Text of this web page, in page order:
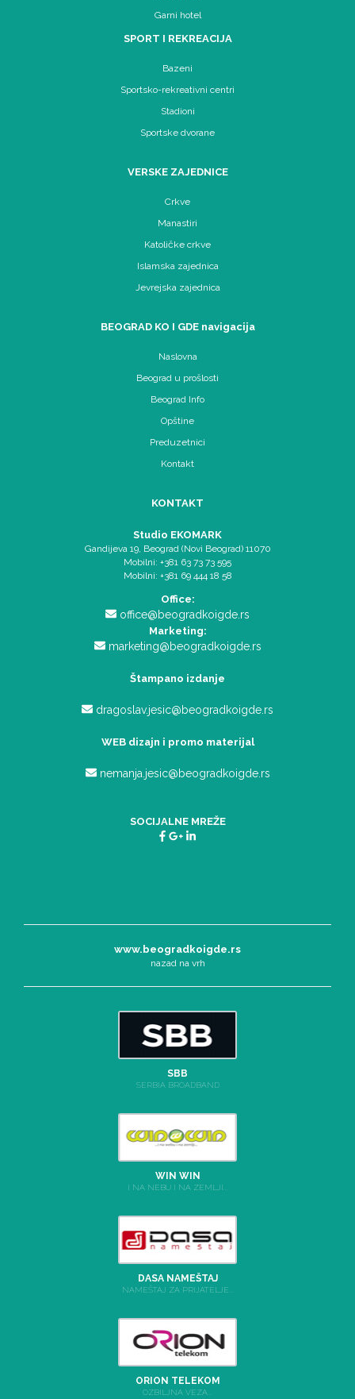
Garni hotel
SPORT I REKREACIJA
Bazeni
Sportsko-rekreativni centri
Stadioni
Sportske dvorane
VERSKE ZAJEDNICE
Crkve
Manastiri
Katoličke crkve
Islamska zajednica
Jevrejska zajednica
BEOGRAD KO I GDE navigacija
Naslovna
Beograd u prošlosti
Beograd Info
Opštine
Preduzetnici
Kontakt
KONTAKT
Studio EKOMARK
Gandijeva 19, Beograd (Novi Beograd) 11070
Mobilni: +381 63 73 73 595
Mobilni: +381 69 444 18 58
Office:
office@beogradkoigde.rs
Marketing:
marketing@beogradkoigde.rs
Štampano izdanje
dragoslav.jesic@beogradkoigde.rs
WEB dizajn i promo materijal
nemanja.jesic@beogradkoigde.rs
SOCIJALNE MREŽE
www.beogradkoigde.rs
nazad na vrh
SBB
SERBIA BROADBAND
WIN WIN
I NA NEBU I NA ZEMLJI...
DASA NAMEŠTAJ
NAMEŠTAJ ZA PRIJATELJE...
ORION TELEKOM
OZBILJNA VEZA...